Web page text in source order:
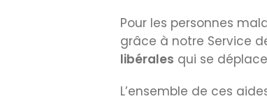
Pour les personnes
grâce à notre Service
libérales qui se
L’ensemble de ces